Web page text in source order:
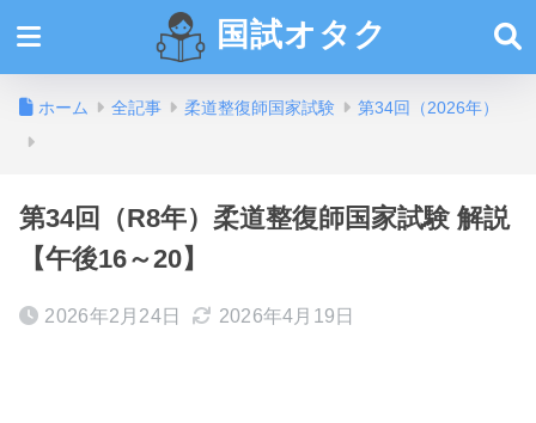
国試オタク
ホーム 全記事 柔道整復師国家試験 第34回（2026年）
第34回（R8年）柔道整復師国家試験 解説
【午後16～20】
2026年2月24日 2026年4月19日